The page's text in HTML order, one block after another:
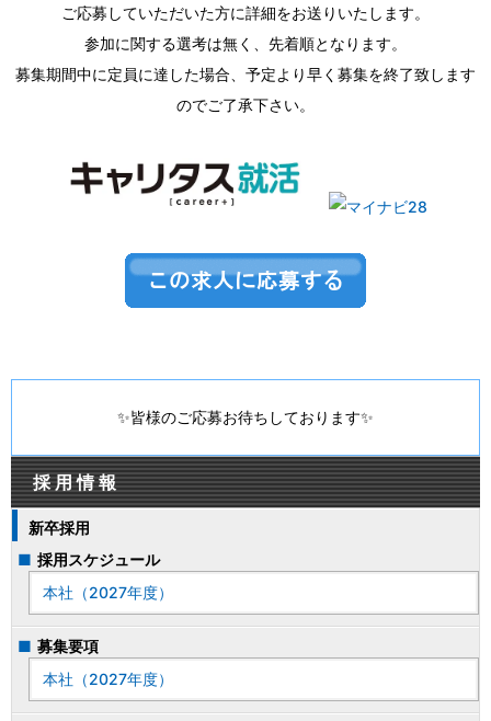
ご応募していただいた方に詳細をお送りいたします。
参加に関する選考は無く、先着順となります。
募集期間中に定員に達した場合、予定より早く募集を終了致します
のでご了承下さい。
✨皆様のご応募お待ちしております✨
採用情報
新卒採用
採用スケジュール
本社（2027年度）
募集要項
本社（2027年度）